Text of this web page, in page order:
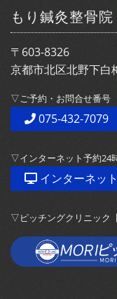
もり鍼灸整骨院
〒603-8326
京都市北区北野下白
▽ご予約・お問合せ番号
075-432-7079
▽インターネット予約24
インターネッ
▽ピッチングクリニック